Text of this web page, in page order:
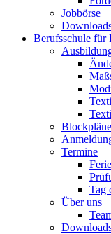
Jobbörse
Berufsschule für
Blockpläne
Termine
Tag
Über uns